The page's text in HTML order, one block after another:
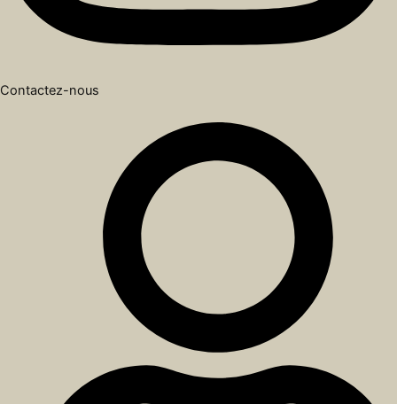
Contactez-nous